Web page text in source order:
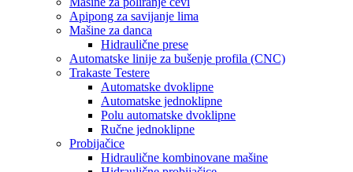
Apipong za savijanje lima
Mašine za danca
Hidraulične prese
Automatske linije za bušenje profila (CNC)
Trakaste Testere
Automatske dvoklipne
Automatske jednoklipne
Polu automatske dvoklipne
Ručne jednoklipne
Probijačice
Hidraulične kombinovane mašine